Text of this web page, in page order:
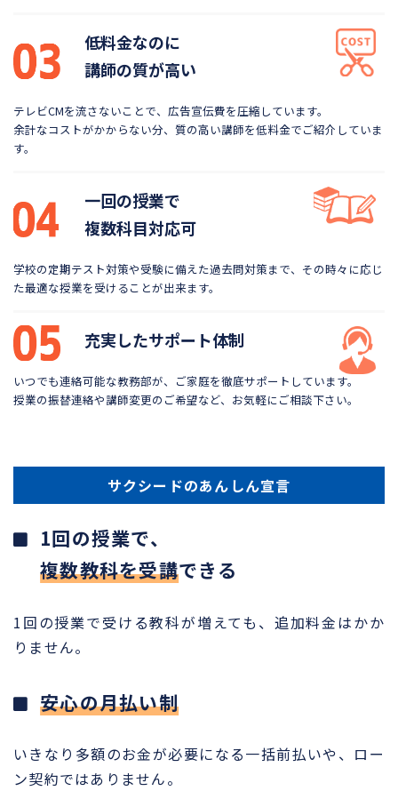
低料金なのに
講師の質が高い
テレビCMを流さないことで、広告宣伝費を圧縮しています。
余計なコストがかからない分、質の高い講師を低料金でご紹介していま
す。
一回の授業で
複数科目対応可
学校の定期テスト対策や受験に備えた過去問対策まで、 その時々に応じ
た最適な授業を受けることが出来ます。
充実したサポート体制
いつでも連絡可能な教務部が、ご家庭を徹底サポートしています。
授業の振替連絡や講師変更のご希望など、お気軽にご相談下さい。
サクシードのあんしん宣言
1回の授業で、
複数教科を受講できる
1回の授業で受ける教科が増えても、追加料金はかか
りません。
安心の月払い制
いきなり多額のお金が必要になる一括前払いや、ロー
ン契約ではありません。